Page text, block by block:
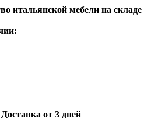
итальянской мебели на складе
от 3 дней